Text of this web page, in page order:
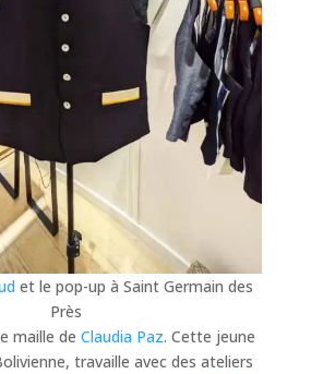
et le pop-up à Saint Germain des
Près
maille de Claudia Paz. Cette jeune
travaille avec des ateliers